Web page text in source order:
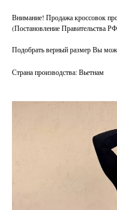
Внимание! Продажа кроссовок
(Постановление Правительства
Подобрать верный размер Вы
Страна производства: Вьетнам